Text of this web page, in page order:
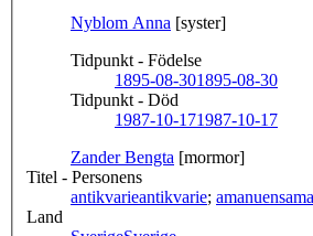
Nyblom Anna [syster]
Tidpunkt - Födelse
1895-08-301895-08-30
Tidpunkt - Död
1987-10-171987-10-17
Zander Bengta [mormor]
Titel - Personens
antikvarieantikvarie; amanuens
Land